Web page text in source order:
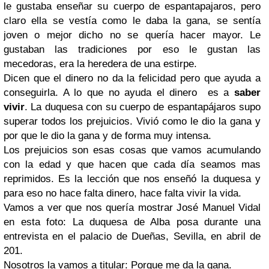
le gustaba enseñar su cuerpo de espantapajaros, pero
claro ella se vestía como le daba la gana, se sentía
joven o mejor dicho no se quería hacer mayor. Le
gustaban las tradiciones por eso le gustan las
mecedoras, era la heredera de una estirpe.
Dicen que el dinero no da la felicidad pero que ayuda a
conseguirla. A lo que no ayuda el dinero es a saber
vivir. La duquesa con su cuerpo de espantapájaros supo
superar todos los prejuicios. Vivió como le dio la gana y
por que le dio la gana y de forma muy intensa.
Los prejuicios son esas cosas que vamos acumulando
con la edad y que hacen que cada día seamos mas
reprimidos. Es la lección que nos enseñó la duquesa y
para eso no hace falta dinero, hace falta vivir la vida.
Vamos a ver que nos quería mostrarJosé Manuel Vidal
en esta foto: La duquesa de Alba posa durante una
entrevista en el palacio de Dueñas, Sevilla, en abril de
201.
Nosotros la vamos a titular: Porque me da la gana.